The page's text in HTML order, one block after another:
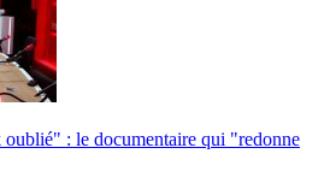
: le documentaire qui "redonne